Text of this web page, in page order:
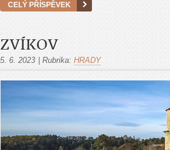
CELÝ PŘÍSPĚVEK
ZVÍKOV
5. 6. 2023 Rubrika: HRADY